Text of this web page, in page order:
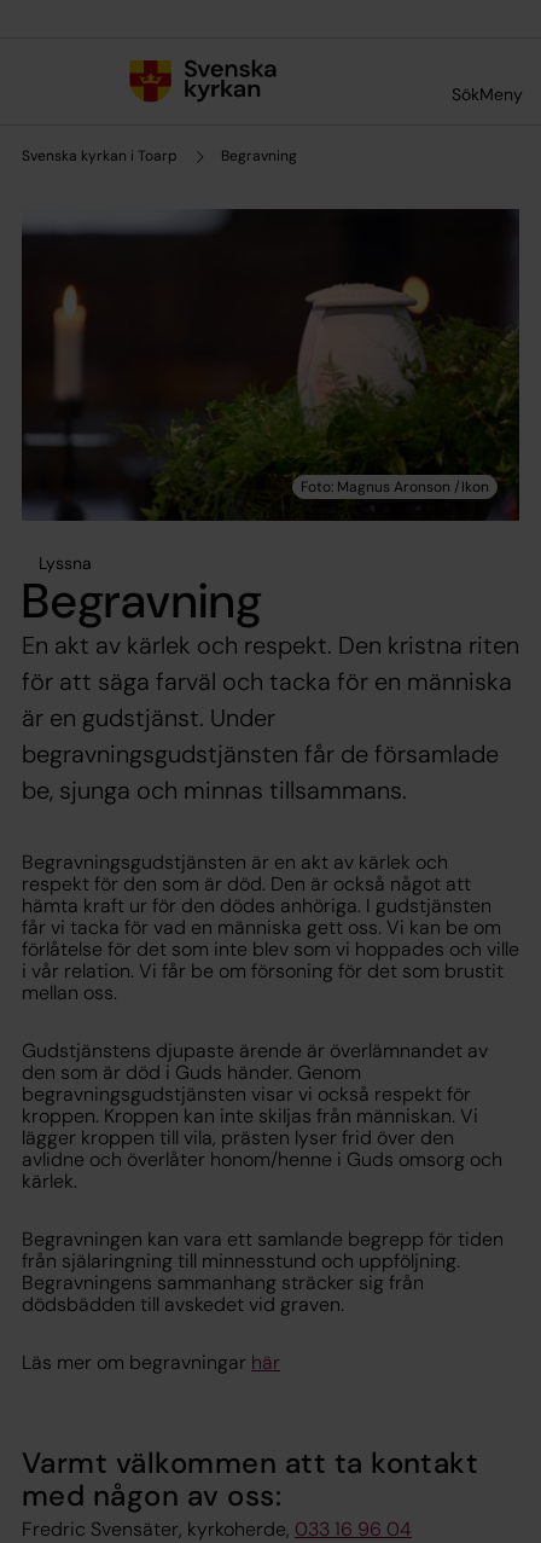
SökMeny
Svenska kyrkan i Toarp Begravning
Lyssna
Begravning
En akt av kärlek och respekt. Den kristna riten
för att säga farväl och tacka för en människa
är en gudstjänst. Under
begravningsgudstjänsten får de församlade
be, sjunga och minnas tillsammans.
Begravningsgudstjänsten är en akt av kärlek och
respekt för den som är död. Den är också något att
hämta kraft ur för den dödes anhöriga. I gudstjänsten
får vi tacka för vad en människa gett oss. Vi kan be om
förlåtelse för det som inte blev som vi hoppades och ville
i vår relation. Vi får be om försoning för det som brustit
mellan oss.
Gudstjänstens djupaste ärende är överlämnandet av
den som är död i Guds händer. Genom
begravningsgudstjänsten visar vi också respekt för
kroppen. Kroppen kan inte skiljas från människan. Vi
lägger kroppen till vila, prästen lyser frid över den
avlidne och överlåter honom/henne i Guds omsorg och
kärlek.
Begravningen kan vara ett samlande begrepp för tiden
från själaringning till minnesstund och uppföljning.
Begravningens sammanhang sträcker sig från
dödsbädden till avskedet vid graven.
Läs mer om begravningar här
Varmt välkommen att ta kontakt
med någon av oss:
Fredric Svensäter, kyrkoherde, 033 16 96 04